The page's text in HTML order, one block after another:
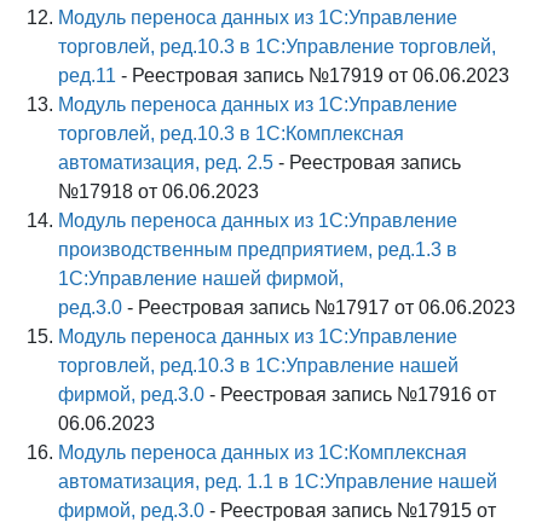
Модуль переноса данных из 1С:Управление
торговлей, ред.10.3 в 1С:Управление торговлей,
ред.11 - Реестровая запись №17919 от 06.06.2023
Модуль переноса данных из 1С:Управление
торговлей, ред.10.3 в 1С:Комплексная
автоматизация, ред. 2.5 - Реестровая запись
№17918 от 06.06.2023
Модуль переноса данных из 1С:Управление
производственным предприятием, ред.1.3 в
1С:Управление нашей фирмой,
ред.3.0 - Реестровая запись №17917 от 06.06.2023
Модуль переноса данных из 1С:Управление
торговлей, ред.10.3 в 1С:Управление нашей
фирмой, ред.3.0 - Реестровая запись №17916 от
06.06.2023
Модуль переноса данных из 1С:Комплексная
автоматизация, ред. 1.1 в 1С:Управление нашей
фирмой, ред.3.0 - Реестровая запись №17915 от